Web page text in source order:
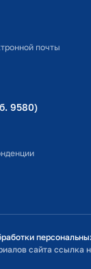
высшего
почты
9580)
сайта ссылка